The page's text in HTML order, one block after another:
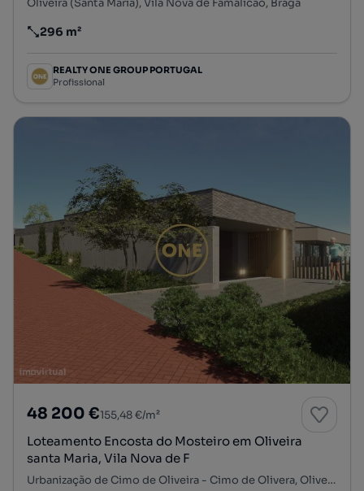
Preço por metro quadrado
296 m²
REALTY ONE GROUP PORTUGAL
Profissional
48 200 €155,48 €/m²
Loteamento Encosta do Mosteiro em Oliveira
santa Maria, Vila Nova de F
Urbanização de Cimo de Oliveira - Cimo de Olivera, Oliveira (Santa Maria), Vila Nova de Famalicão, Braga